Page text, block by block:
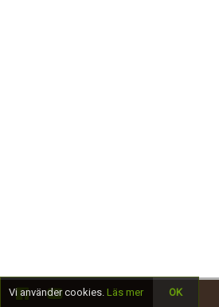
Vi använder cookies. Läs mer OK